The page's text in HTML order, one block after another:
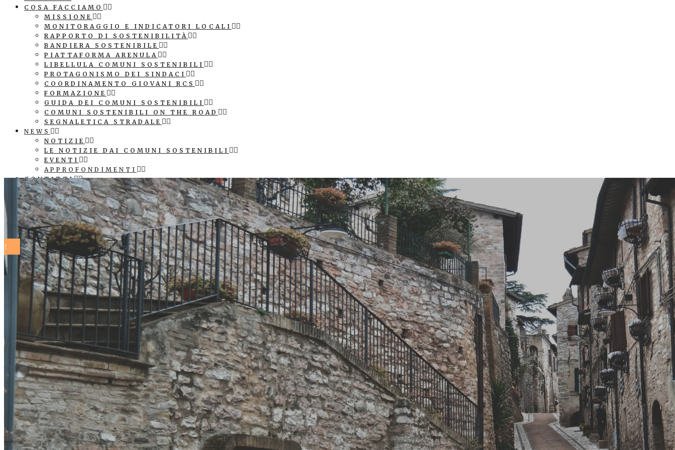
COSA FACCIAMO
MISSIONE
MONITORAGGIO E INDICATORI LOCALI
RAPPORTO DI SOSTENIBILITÀ
BANDIERA SOSTENIBILE
PIATTAFORMA ARENULA
LIBELLULA COMUNI SOSTENIBILI
PROTAGONISMO DEI SINDACI
COORDINAMENTO GIOVANI RCS
FORMAZIONE
GUIDA DEI COMUNI SOSTENIBILI
COMUNI SOSTENIBILI ON THE ROAD
SEGNALETICA STRADALE
NEWS
NOTIZIE
LE NOTIZIE DAI COMUNI SOSTENIBILI
EVENTI
APPROFONDIMENTI
CONTATTI
COMUNICAZIONE
PATROCINIO E LOGO ASSOCIAZIONE
SEGNALETICA STRADALE COMUNE SOSTENIBILE
CUBI AGENDA 2030
COMUNI SOSTENIBILI ON THE ROAD